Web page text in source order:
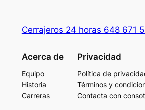
Cerrajeros 24 horas 648 671
Acerca de
Equipo
Historia
Carreras
Privacidad
Política de
Términos y
Contacta con